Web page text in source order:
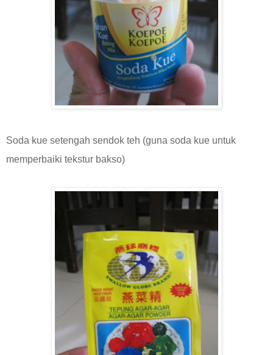
Soda kue setengah sendok teh (guna soda kue untuk
memperbaiki tekstur bakso)